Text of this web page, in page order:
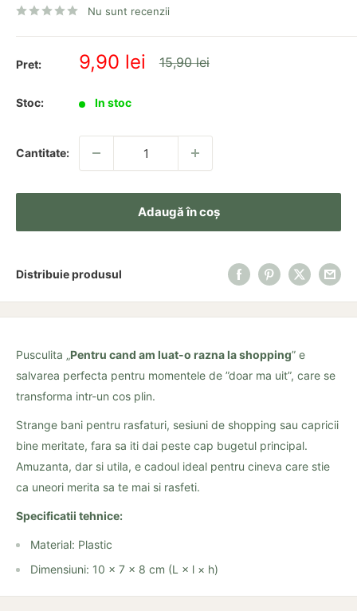
Nu sunt recenzii
Pret:
Pret
redus
9,90 lei Pret
15,90 lei
Stoc: In stoc
Cantitate:
Adaugă în coș
Distribuie produsul
Pusculita „Pentru cand am luat-o razna la shopping” e
salvarea perfecta pentru momentele de ”doar ma uit”, care se
transforma intr-un cos plin.
Strange bani pentru rasfaturi, sesiuni de shopping sau capricii
bine meritate, fara sa iti dai peste cap bugetul principal.
Amuzanta, dar si utila, e cadoul ideal pentru cineva care stie
ca uneori merita sa te mai si rasfeti.
Specificatii tehnice:
Material: Plastic
Dimensiuni: 10 × 7 × 8 cm (L × l × h)